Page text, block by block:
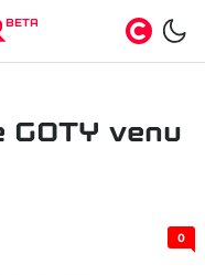
BETA
venu
0